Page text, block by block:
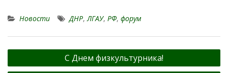
Новости ДНР,ЛГАУ, РФ, форум
Навигация
по
С Днем физкультурника!